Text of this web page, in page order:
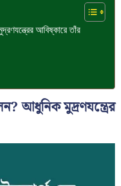
আবিষ্কারে তাঁর
আধুনিক মুদ্রণযন্ত্রের